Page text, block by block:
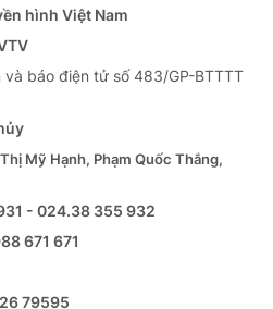
hình Việt Nam
báo điện tử số 483/GP-BTTTT
Mỹ Hạnh, Phạm Quốc Thắng,
- 024.38 355 932
671 671
79595